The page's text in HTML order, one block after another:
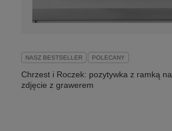
NASZ BESTSELLER POLECANY
Chrzest i Roczek: pozytywka z ramką na
zdjęcie z grawerem